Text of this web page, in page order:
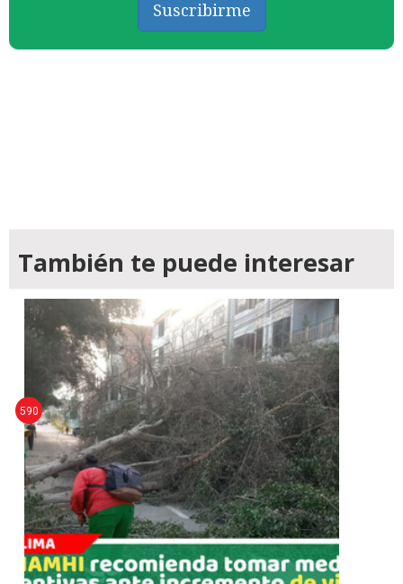
Suscribirme
También te puede interesar
590